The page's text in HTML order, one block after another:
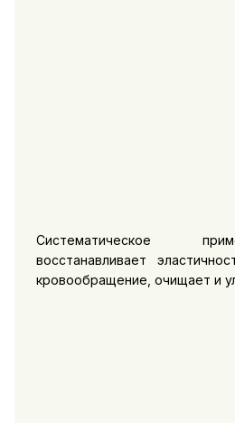
Систематическое
восстанавливает
кровообращение, очищает и